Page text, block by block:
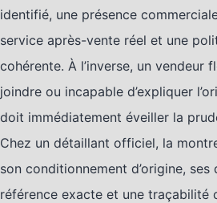
identifié, une présence
service après-vente réel et une
cohérente. À l’inverse, un vendeur
joindre ou incapable d’expliquer
doit immédiatement éveiller la
Chez un détaillant officiel, la
son conditionnement d’origine, ses
référence exacte et une traçabilité